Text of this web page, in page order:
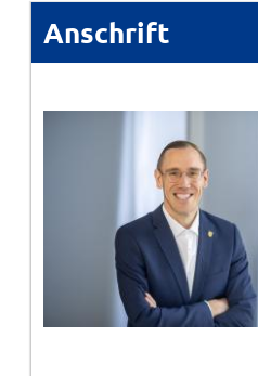
Anschrift